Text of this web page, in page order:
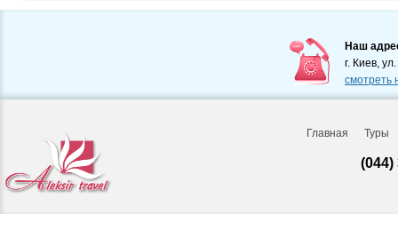
Наш
г. Киев,
смотреть
Главная Туры
(044)